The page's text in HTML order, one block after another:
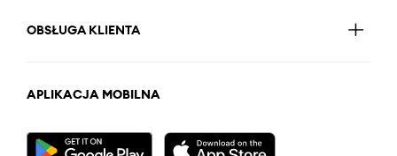
OBSŁUGA KLIENTA
APLIKACJA MOBILNA